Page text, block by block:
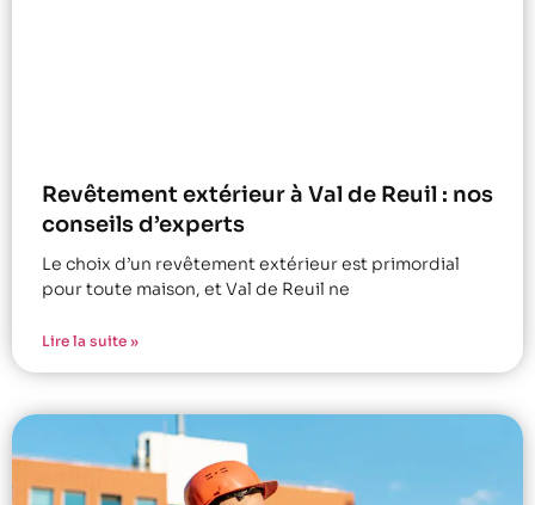
Revêtement extérieur à Val de Reuil : nos
conseils d’experts
Le choix d’un revêtement extérieur est primordial
pour toute maison, et Val de Reuil ne
Lire la suite »